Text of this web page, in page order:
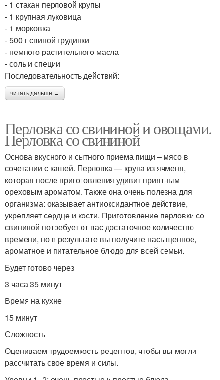
- 1 стакан перловой крупы
- 1 крупная луковица
- 1 морковка
- 500 г свиной грудинки
- немного растительного масла
- соль и специи
Последовательность действий:
читать дальше →
Перловка со свининой и овощами.
Перловка со свининой
Основа вкусного и сытного приема пищи – мясо в
сочетании с кашей. Перловка — крупа из ячменя,
которая после приготовления удивит приятным
ореховым ароматом. Также она очень полезна для
организма: оказывает антиоксидантное действие,
укрепляет сердце и кости. Приготовление перловки со
свининой потребует от вас достаточное количество
времени, но в результате вы получите насыщенное,
ароматное и питательное блюдо для всей семьи.
Будет готово через
3 часа 35 минут
Время на кухне
15 минут
Сложность
Оцениваем трудоемкость рецептов, чтобы вы могли
рассчитать свое время и силы.